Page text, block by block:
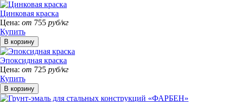
Цинковая краска
Цена: от 755 руб/кг
Купить
Эпоксидная краска
Цена: от 725 руб/кг
Купить